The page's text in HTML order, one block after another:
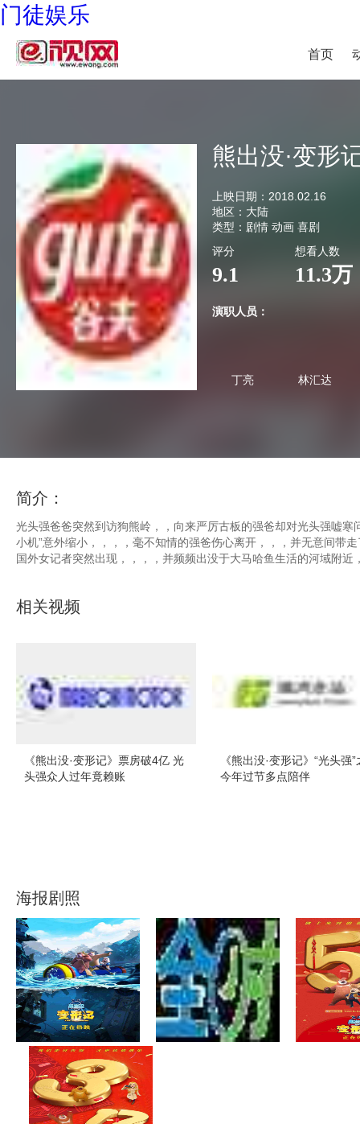
门徒娱乐
首页
熊出没·变形
上映日期： 2018.02.16
地区： 大陆
类型： 剧情 动画 喜剧
评分
9.1
想看人数
11.3万
演职人员：
丁亮 林汇达
简介：
光头强爸爸突然到访狗熊岭，，向来严厉古板的强爸却对光头强嘘寒问暖
小机”意外缩小，，，，毫不知情的强爸伤心离开，，，并无意间带走
国外女记者突然出现，，，，并频频出没于大马哈鱼生活的河域附近
相关视频
《熊出没·变形记》票房破4亿 光
头强众人过年竟赖账
《熊出没·变形记》“光头强
今年过节多点陪伴
海报剧照